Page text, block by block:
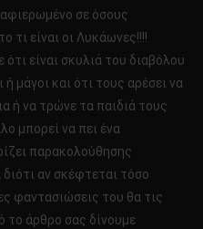
αφιερωμένο σε όσους
τι είναι οι Λυκάωνες!!!!
είναι σκυλιά του διαβόλου
ή μάγοι και ότι τους αρέσει να
ή να τρώνε τα παιδιά τους
μπορεί να πει ένα
παρακολούθησης
αν σκέφτεται τόσο
φαντασιώσεις του θα τις
το άρθρο σας δίνουμε